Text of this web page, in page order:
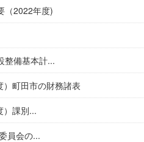
（2022年度)
整備基本計...
）町田市の財務諸表
）課別...
員会の...